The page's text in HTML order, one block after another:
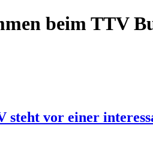
beim TTV
steht vor einer